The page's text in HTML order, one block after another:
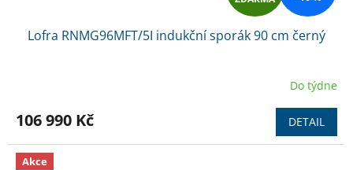
D
A
R
M
A
Lofra RNMG96MFT/5I indukční sporák 90 cm černý
Do týdne
106 990 Kč DETAIL
Akce